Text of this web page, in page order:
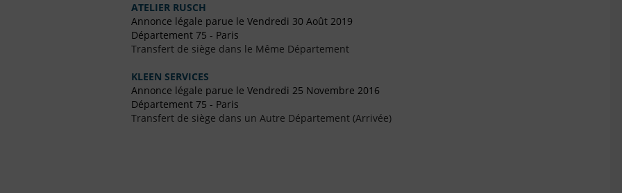
ATELIER RUSCH
Annonce légale parue le Vendredi 30 Août 2019
Département 75 - Paris
Transfert de siège dans le Même Département
KLEEN SERVICES
Annonce légale parue le Vendredi 25 Novembre 2016
Département 75 - Paris
Transfert de siège dans un Autre Département (Arrivée)